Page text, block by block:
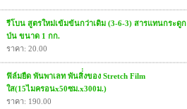
รีโบน สูตรใหม่เข้มข้นกว่าเดิม (3-6-3) สารแทนกระดูก
ป่น ขนาด 1 กก.
ราคา: 20.00
ฟิล์มยืด พันพาเลท พันสิ่่งของ Stretch Film
ใส(15ไมครอนx50ซม.x300ม.)
ราคา: 190.00